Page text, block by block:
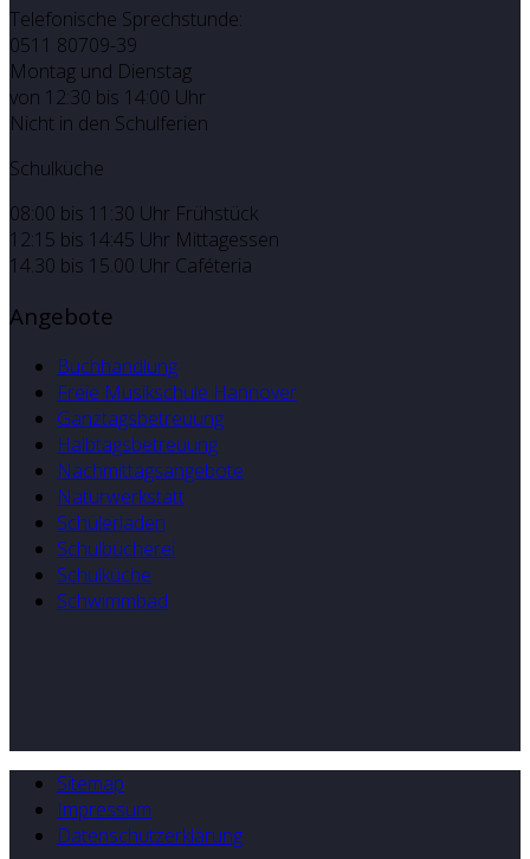
Telefonische Sprechstunde:
0511 80709-39
Montag und Dienstag
von 12:30 bis 14:00 Uhr
Nicht in den Schulferien
Schulküche
08:00 bis 11:30 Uhr Frühstück
12:15 bis 14:45 Uhr Mittagessen
14.30 bis 15.00 Uhr Caféteria
Angebote
Buchhandlung
Freie Musikschule Hannover
Ganztagsbetreuung
Halbtagsbetreuung
Nachmittagsangebote
Naturwerkstatt
Schülerladen
Schulbücherei
Schulküche
Schwimmbad
Sitemap
Impressum
Datenschutzerklärung